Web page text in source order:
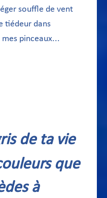
souffle de vent
tiédeur dans
mes pinceaux...
de ta vie
que
à